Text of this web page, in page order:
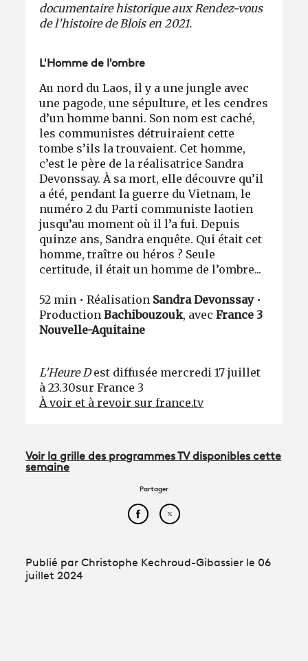
documentaire historique aux Rendez-vous
de l’histoire de Blois en 2021.
L'Homme de l'ombre
Au nord du Laos, il y a une jungle avec
une pagode, une sépulture, et les cendres
d’un homme banni. Son nom est caché,
les communistes détruiraient cette
tombe s’ils la trouvaient. Cet homme,
c’est le père de la réalisatrice Sandra
Devonssay. À sa mort, elle découvre qu’il
a été, pendant la guerre du Vietnam, le
numéro 2 du Parti communiste laotien
jusqu’au moment où il l’a fui. Depuis
quinze ans, Sandra enquête. Qui était cet
homme, traître ou héros ? Seule
certitude, il était un homme de l’ombre...
52 min • Réalisation Sandra Devonssay•
ProductionBachibouzouk, avecFrance 3
Nouvelle-Aquitaine
L’Heure Dest diffusée mercredi 17 juillet
à 23.30sur France 3
À voir et à revoir sur france.tv
Voir la grille des programmes TV disponibles cette
semaine
Partager
Partager cet article sur
Partager cet article sur
Publié par Christophe Kechroud-Gibassier le 06
juillet 2024